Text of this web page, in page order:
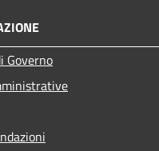
Governo